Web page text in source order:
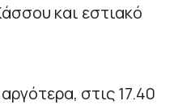
και εστιακό
στις 17.40